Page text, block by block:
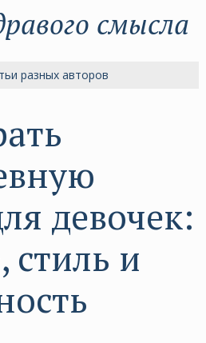
смысла
разных авторов
девочек:
стиль и